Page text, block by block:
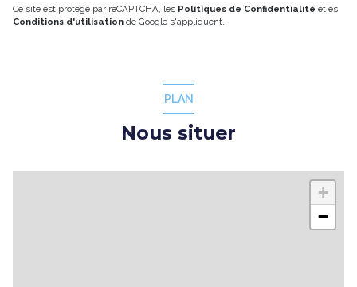
Ce site est protégé par reCAPTCHA, les Politiques de Confidentialité et es
Conditions d'utilisation de Google s'appliquent.
PLAN
Nous situer
+
−